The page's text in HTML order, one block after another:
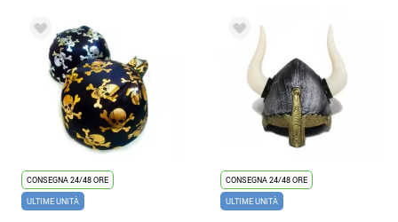
CONSEGNA 24/48 ORE
ULTIME UNITÀ
CONSEGNA 24/48 ORE
ULTIME UNITÀ